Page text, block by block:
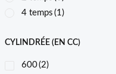
4 temps (1)
CYLINDRÉE (EN CC)
600(2)